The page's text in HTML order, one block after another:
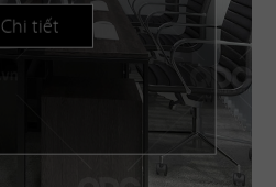
Chi tiết